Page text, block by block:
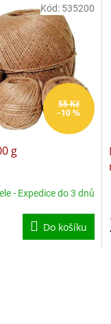
55 Kč
–10 %
g
- Expedice do 3 dnů
Do košíku
Kód: 535200